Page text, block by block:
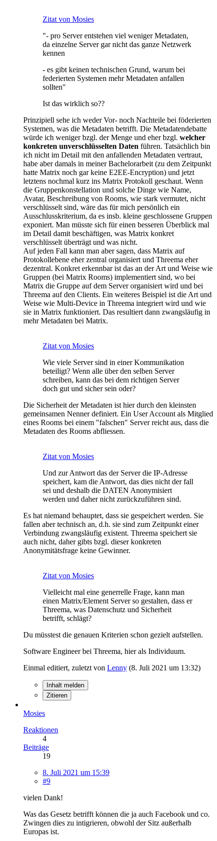
Zitat von Mosies
"- pro Server entstehen viel weniger Metadaten,
da einzelne Server gar nicht das ganze Netzwerk
kennen
- es gibt keinen technischen Grund, warum bei
federierten Systemen mehr Metadaten anfallen
sollten"
Ist das wirklich so??
Prinzipiell sehe ich weder Vor- noch Nachteile bei föderierten
Systemen, was die Metadaten betrifft. Die Metadatendebatte
würde ich weniger bzgl. der Menge und eher bzgl. welcher
konkreten unverschlüsselten Daten führen. Tatsächlich bin
ich nicht im Detail mit den anfallenden Metadaten vertraut,
habe aber damals in meiner Bachelorarbeit (zu dem Zeitpunkt
hatte Matrix noch gar keine E2EE-Encryption) und jetzt
letztens nochmal kurz ins Matrix Protokoll geschaut. Wenn
die Gruppenkonstellation und solche Dinge wie Name,
Avatar, Beschreibung von Rooms, wie stark vermutet, nicht
verschlüsselt sind, wäre das für mich persönlich ein
Ausschlusskriterium, da es insb. kleine geschlossene Gruppen
exponiert. Man müsste sich für einen besseren Überblick mal
im Detail damit beschäftigen, was Matrix konkret
verschlüsselt überträgt und was nicht.
Auf jeden Fall kann man aber sagen, dass Matrix auf
Protokollebene eher zentral organisiert und Threema eher
dezentral. Konkret erkennbar ist das an der Art und Weise wie
Gruppen (bei Matrix Rooms) implementiert sind, wo bei
Matrix die Gruppe auf dem Server organisiert wird und bei
Threema auf den Clients. Ein weiteres Beispiel ist die Art und
Weise wie Multi-Device in Threema integriert wird und wie
sie in Matrix funktioniert. Das resultiert dann zwangsläufig in
mehr Metadaten bei Matrix.
Zitat von Mosies
Wie viele Server sind in einer Kommunikation
beteiligt? Wenn alle über den selben Server
schreiben, kann das bei dem richtigen Server
doch gut und sicher sein oder?
Die Sicherheit der Metadaten ist hier durch den kleinsten
gemeinsamen Nenner definiert. Ein User Account als Mitglied
eines Rooms bei einem "falschen" Server reicht aus, dass die
Metadaten des Rooms abfliessen.
Zitat von Mosies
Und zur Antwort das der Server die IP-Adresse
speichert, kam die Antwort, das dies nicht der fall
sei und deshalb die DATEN Anonymisiert
werden und daher nicht zurückzuführen sind.
Es hat niemand behauptet, dass sie gespeichert werden. Sie
fallen aber technisch an, d.h. sie sind zum Zeitpunkt einer
Verbindung zwangsläufig existent. Threema speichert sie
auch nicht, daher gibts bzgl. dieser konkreten
Anonymitätsfrage keine Gewinner.
Zitat von Mosies
Vielleicht mal eine generrelle Frage, kann man
einen Matrix/Element Server so gestalten, dass er
Threema, was Datenschutz und Sicherheit
betrifft, schlägt?
Du müsstest die genauen Kriterien schon gezielt aufstellen.
Software Engineer bei Threema, hier als Individuum.
Einmal editiert, zuletzt von Lenny (8. Juli 2021 um 13:32)
Inhalt melden
Zitieren
Mosies
Reaktionen
4
Beiträge
19
8. Juli 2021 um 15:39
#9
vielen Dank!
Was das Gesetz betrifft können die ja auch Facebook und co.
Zwingen dies zu intigrieren, obwohl der Sitz außerhalb
Europas ist.